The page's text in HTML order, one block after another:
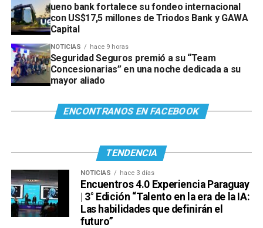
ueno bank fortalece su fondeo internacional
con US$17,5 millones de Triodos Bank y GAWA
Capital
NOTICIAS hace 9 horas
Seguridad Seguros premió a su “Team
Concesionarias” en una noche dedicada a su
mayor aliado
ENCONTRANOS EN FACEBOOK
TENDENCIA
NOTICIAS hace 3 días
Encuentros 4.0 Experiencia Paraguay
| 3° Edición “Talento en la era de la IA:
Las habilidades que definirán el
futuro”